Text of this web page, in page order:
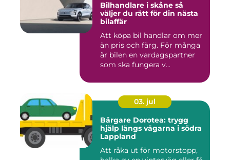
Bilhandlare i skåne så
väljer du rätt för din nästa
bilaffär
Att köpa bil handlar om mer
än pris och färg. För många
är bilen en vardagspartner
som ska fungera v...
03. jul
Bärgare Dorotea: trygg
hjälp längs vägarna i södra
Lappland
Att råka ut för motorstopp,